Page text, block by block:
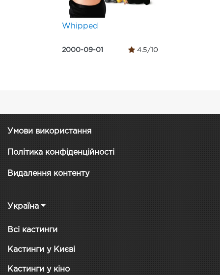
Whipped
2000-09-01 4.5/10
Умови використання
Політика конфіденційності
Видалення контенту
Україна
Всі кастинги
Кастинги у Києві
Кастинги у кіно